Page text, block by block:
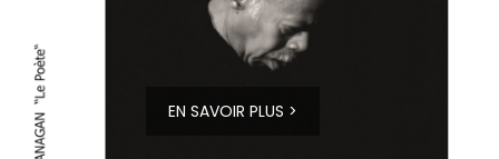
EN SAVOIR PLUS >